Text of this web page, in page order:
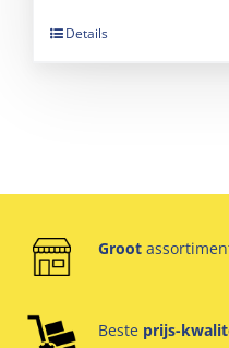
Details
Groot
Beste prijs-